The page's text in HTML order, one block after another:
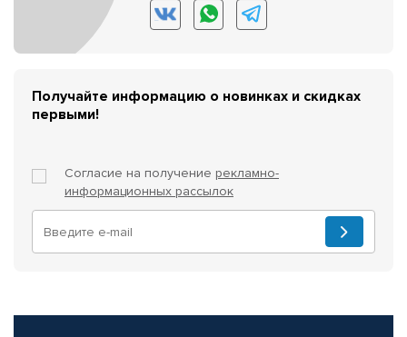
Получайте информацию о новинках и скидках
первыми!
Согласие на получение рекламно-
информационных рассылок